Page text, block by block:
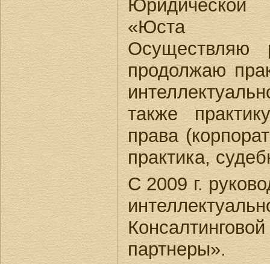
«Юста
Осуществляю
продолжаю
также
права
практика,
С 2009 г.
партнеры».